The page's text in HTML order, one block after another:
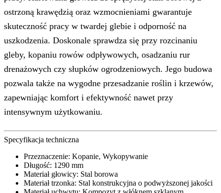
ostrzoną krawędzią oraz wzmocnieniami gwarantuje
skuteczność pracy w twardej glebie i odporność na
uszkodzenia. Doskonale sprawdza się przy rozcinaniu
gleby, kopaniu rowów odpływowych, osadzaniu rur
drenażowych czy słupków ogrodzeniowych. Jego budowa
pozwala także na wygodne przesadzanie roślin i krzewów,
zapewniając komfort i efektywność nawet przy
intensywnym użytkowaniu.
Specyfikacja techniczna
Przeznaczenie: Kopanie, Wykopywanie
Długość: 1290 mm
Materiał głowicy: Stal borowa
Materiał trzonka: Stal konstrukcyjna o podwyższonej jakości